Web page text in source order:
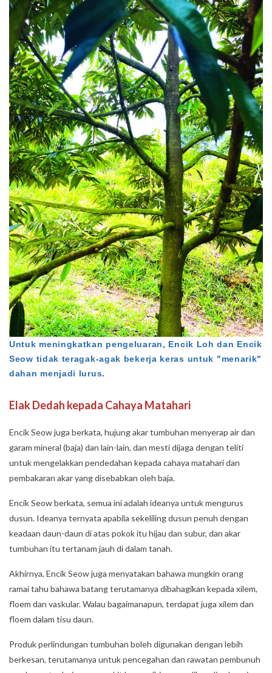
Untuk meningkatkan pengeluaran, Encik Loh dan Encik
Seow tidak teragak-agak bekerja keras untuk "menarik"
dahan menjadi lurus.
Elak Dedah kepada Cahaya Matahari
Encik Seow juga berkata, hujung akar tumbuhan menyerap air dan
garam mineral (baja) dan lain-lain, dan mesti dijaga dengan teliti
untuk mengelakkan pendedahan kepada cahaya matahari dan
pembakaran akar yang disebabkan oleh baja.
Encik Seow berkata, semua ini adalah ideanya untuk mengurus
dusun. Ideanya ternyata apabila sekeliling dusun penuh dengan
keadaan daun-daun di atas pokok itu hijau dan subur, dan akar
tumbuhan itu tertanam jauh di dalam tanah.
Akhirnya, Encik Seow juga menyatakan bahawa mungkin orang
ramai tahu bahawa batang terutamanya dibahagikan kepada xilem,
floem dan vaskular. Walau bagaimanapun, terdapat juga xilem dan
floem dalam tisu daun.
Produk perlindungan tumbuhan boleh digunakan dengan lebih
berkesan, terutamanya untuk pencegahan dan rawatan pembunuh